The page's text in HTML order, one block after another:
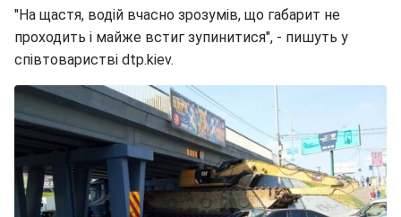
"На щастя, водій вчасно зрозумів, що габарит не
проходить і майже встиг зупинитися", - пишуть у
співтоваристві dtp.kiev.